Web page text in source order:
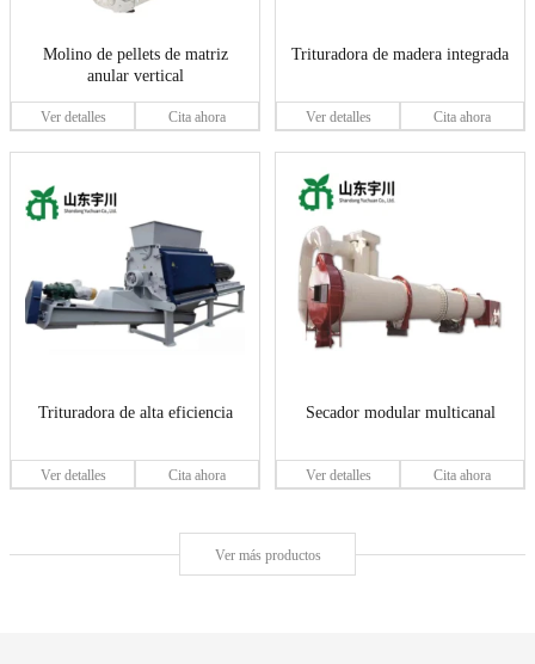
Molino de pellets de matriz
anular vertical
Ver detalles Cita ahora
Trituradora de madera integrada
Ver detalles Cita ahora
Trituradora de alta eficiencia
Ver detalles Cita ahora
Secador modular multicanal
Ver detalles Cita ahora
Ver más productos